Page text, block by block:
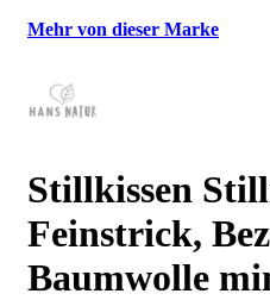
Mehr von dieser Marke
Stillkissen
Feinstrick,
Baumwolle